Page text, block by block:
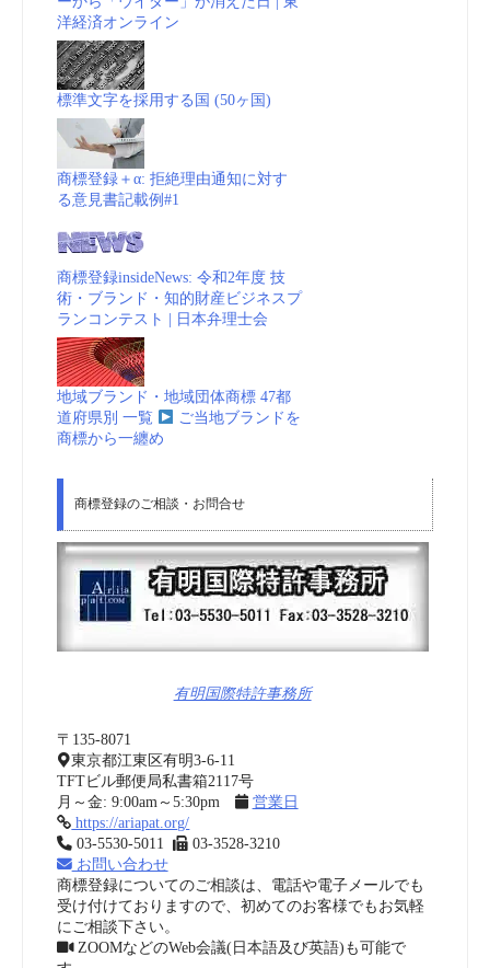
洋経済オンライン
標準文字を採用する国 (50ヶ国)
商標登録＋α: 拒絶理由通知に対す
る意見書記載例#1
商標登録insideNews: 令和2年度 技
術・ブランド・知的財産ビジネスプ
ランコンテスト | 日本弁理士会
地域ブランド・地域団体商標 47都
道府県別 一覧
ご当地ブランドを
商標から一纏め
商標登録のご相談・お問合せ
有明国際特許事務所
〒135-8071
東京都江東区有明3-6-11
TFTビル郵便局私書箱2117号
月～金: 9:00am～5:30pm
営業日
https://ariapat.org/
03-5530-5011
03-3528-3210
お問い合わせ
商標登録についてのご相談は、電話や電子メールでも
受け付けておりますので、初めてのお客様でもお気軽
にご相談下さい。
ZOOMなどのWeb会議(日本語及び英語)も可能で